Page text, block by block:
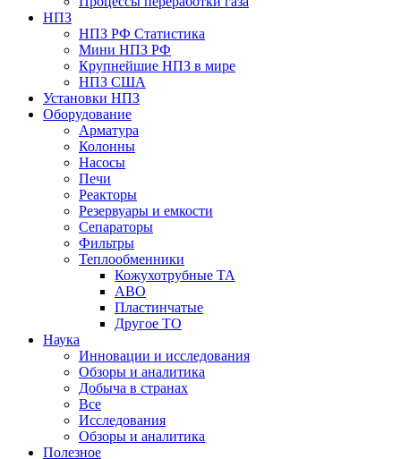
НПЗ
НПЗ РФ Статистика
Мини НПЗ РФ
Крупнейшие НПЗ в мире
НПЗ США
Установки НПЗ
Оборудование
Арматура
Колонны
Насосы
Печи
Реакторы
Резервуары и емкости
Сепараторы
Фильтры
Теплообменники
Кожухотрубные ТА
АВО
Пластинчатые
Другое ТО
Наука
Инновации и исследования
Обзоры и аналитика
Добыча в странах
Все
Исследования
Обзоры и аналитика
Полезное